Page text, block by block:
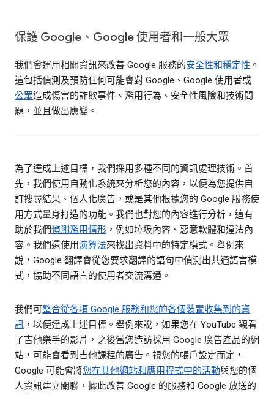
保護 Google、Google 使用者和一般大眾
我們會運用相關資訊來改善 Google 服務的安全性和穩定性 。
這包括偵測及預防任何可能會對 Google、Google 使用者或
公眾造成傷害的詐欺事件、濫用行為、安全性風險和技術問
題，並且做出應變。
為了達成上述目標，我們採用多種不同的資訊處理技術。首
先，我們使用自動化系統來分析您的內容，以便為您提供自
訂搜尋結果、個人化廣告，或是其他根據您的 Google 服務使
用方式量身打造的功能。我們也對您的內容進行分析，這有
助於我們偵測濫用情形 ，例如垃圾內容、惡意軟體和違法內
容。我們還使用演算法來找出資料中的特定模式。舉例來
說，Google 翻譯會從您要求翻譯的語句中偵測出共通語言模
式，協助不同語言的使用者交流溝通。
我們可整合從各項 Google 服務和您的各個裝置收集到的資
訊 ，以便達成上述目標。舉例來說，如果您在 YouTube 觀看
了吉他樂手的影片，之後當您造訪採用 Google 廣告產品的網
站，可能會看到吉他課程的廣告。視您的帳戶設定而定，
Google 可能會將您在其他網站和應用程式中的活動與您的個
人資訊建立關聯，據此改善 Google 的服務和 Google 放送的